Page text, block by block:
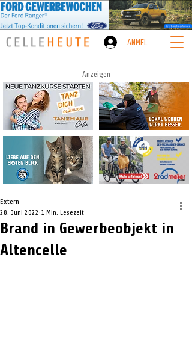
ANMELDEN
Anzeigen
Brand in Gewerbeobjekt in
Altencelle
Extern
28. Juni 2022 1 Min. Lesezeit